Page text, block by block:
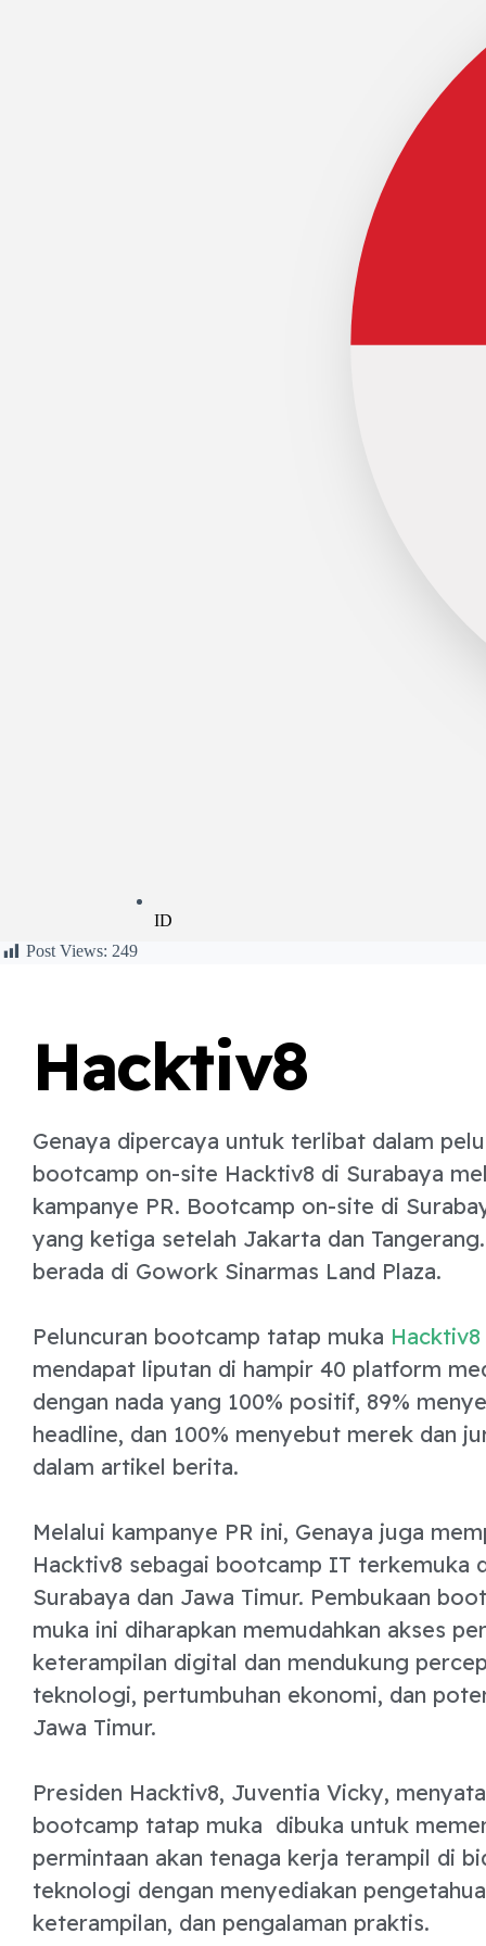
ID
Post Views: 249
Hacktiv8
Genaya dipercaya untuk terlibat dalam
bootcamp on-site Hacktiv8 di Surabaya
kampanye PR. Bootcamp on-site di
yang ketiga setelah Jakarta dan
berada di Gowork Sinarmas Land Plaza.
Peluncuran bootcamp tatap muka
mendapat liputan di hampir 40 platform
dengan nada yang 100% positif, 89%
headline, dan 100% menyebut merek dan
dalam artikel berita.
Melalui kampanye PR ini, Genaya juga
Hacktiv8 sebagai bootcamp IT terkemuka
Surabaya dan Jawa Timur. Pembukaan
muka ini diharapkan memudahkan akses
keterampilan digital dan mendukung
teknologi, pertumbuhan ekonomi, dan
Jawa Timur.
Presiden Hacktiv8, Juventia Vicky,
bootcamp tatap muka dibuka untuk
permintaan akan tenaga kerja terampil di
teknologi dengan menyediakan
keterampilan, dan pengalaman praktis.